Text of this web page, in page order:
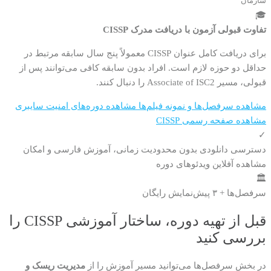
🎓
تفاوت قبولی آزمون با دریافت مدرک CISSP
برای دریافت کامل عنوان CISSP معمولاً پنج سال سابقه مرتبط در
حداقل دو حوزه لازم است. افراد بدون سابقه کافی می‌توانند پس از
قبولی، مسیر Associate of ISC2 را دنبال کنند.
مشاهده سرفصل‌ها و نمونه فیلم‌ها مشاهده دوره‌های امنیت سایبری
مشاهده صفحه رسمی CISSP
✓
دسترسی دانلودی بدون محدودیت زمانی، آموزش فارسی و امکان
مشاهده آفلاین ویدئوهای دوره
🏛️
سرفصل‌ها + ۳ پیش‌نمایش رایگان
قبل از تهیه دوره، ساختار آموزشی CISSP را
بررسی کنید
در بخش سرفصل‌ها می‌توانید مسیر آموزش را از مدیریت ریسک و